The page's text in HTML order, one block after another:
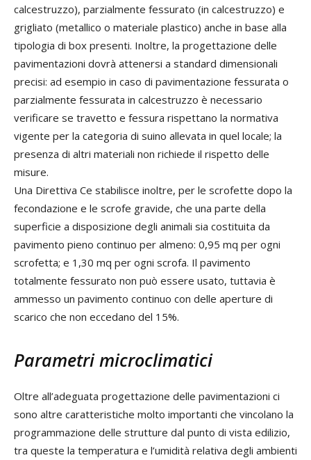
calcestruzzo), parzialmente fessurato (in calcestruzzo) e
grigliato (metallico o materiale plastico) anche in base alla
tipologia di box presenti. Inoltre, la progettazione delle
pavimentazioni dovrà attenersi a standard dimensionali
precisi: ad esempio in caso di pavimentazione fessurata o
parzialmente fessurata in calcestruzzo è necessario
verificare se travetto e fessura rispettano la normativa
vigente per la categoria di suino allevata in quel locale; la
presenza di altri materiali non richiede il rispetto delle
misure.
Una Direttiva Ce stabilisce inoltre, per le scrofette dopo la
fecondazione e le scrofe gravide, che una parte della
superficie a disposizione degli animali sia costituita da
pavimento pieno continuo per almeno: 0,95 mq per ogni
scrofetta; e 1,30 mq per ogni scrofa. Il pavimento
totalmente fessurato non può essere usato, tuttavia è
ammesso un pavimento continuo con delle aperture di
scarico che non eccedano del 15%.
Parametri microclimatici
Oltre all’adeguata progettazione delle pavimentazioni ci
sono altre caratteristiche molto importanti che vincolano la
programmazione delle strutture dal punto di vista edilizio,
tra queste la temperatura e l’umidità relativa degli ambienti